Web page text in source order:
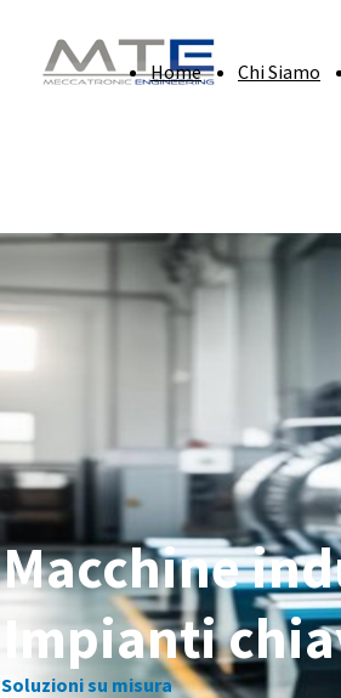
Home Chi Siamo
Macchine
Impianti
Soluzioni su misura